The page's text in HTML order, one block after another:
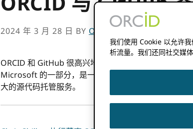
2024 年 3 月 28 日 BY ORCID
ORCID 和 GitHub 很高兴地宣布签署谅解备忘录
Microsoft 的一部分，是一个用于创建、托管、管理
大的源代码托管服务。
我们使用 Cookie 以允许
析流量。我们还同社交媒